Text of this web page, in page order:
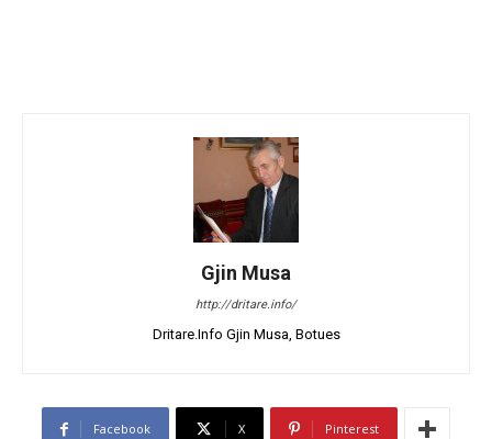
Gjin Musa
http://dritare.info/
Dritare.Info Gjin Musa, Botues
Facebook X Pinterest